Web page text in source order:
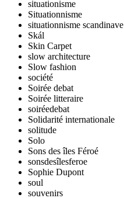
situationisme
Situationnisme
situationnisme scandinave
Skál
Skin Carpet
slow architecture
Slow fashion
société
Soirée debat
Soirée litteraire
soiréedebat
Solidarité internationale
solitude
Solo
Sons des îles Féroé
sonsdesîlesferoe
Sophie Dupont
soul
souvenirs